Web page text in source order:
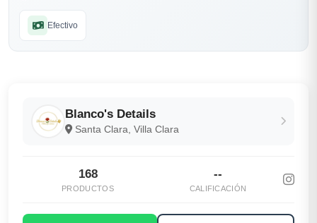
Efectivo
Blanco's Details
Santa Clara, Villa Clara
168
PRODUCTOS
--
CALIFICACIÓN